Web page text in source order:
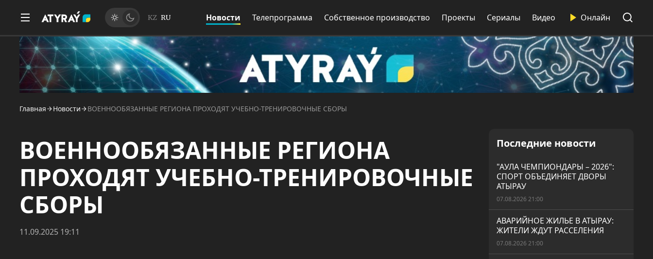
KZ RU Новости Телепрограмма Собственное производство Проекты Сериалы Видео Онлайн
Главная Новости ВОЕННООБЯЗАННЫЕ РЕГИОНА ПРОХОДЯТ УЧЕБНО-ТРЕНИРОВОЧНЫЕ СБОРЫ
ВОЕННООБЯЗАННЫЕ РЕГИОНА
ПРОХОДЯТ УЧЕБНО-ТРЕНИРОВОЧНЫЕ
СБОРЫ
11.09.2025 19:11
Последние новости
"АУЛА ЧЕМПИОНДАРЫ – 2026":
СПОРТ ОБЪЕДИНЯЕТ ДВОРЫ
АТЫРАУ
07.08.2026 21:00
АВАРИЙНОЕ ЖИЛЬЕ В АТЫРАУ:
ЖИТЕЛИ ЖДУТ РАССЕЛЕНИЯ
07.08.2026 21:00